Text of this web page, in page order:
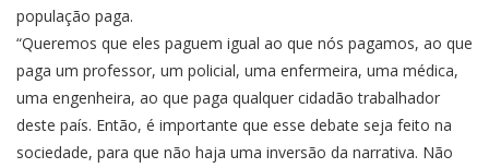
população paga.
“Queremos que eles paguem igual ao que nós pagamos, ao que
paga um professor, um policial, uma enfermeira, uma médica,
uma engenheira, ao que paga qualquer cidadão trabalhador
deste país. Então, é importante que esse debate seja feito na
sociedade, para que não haja uma inversão da narrativa. Não